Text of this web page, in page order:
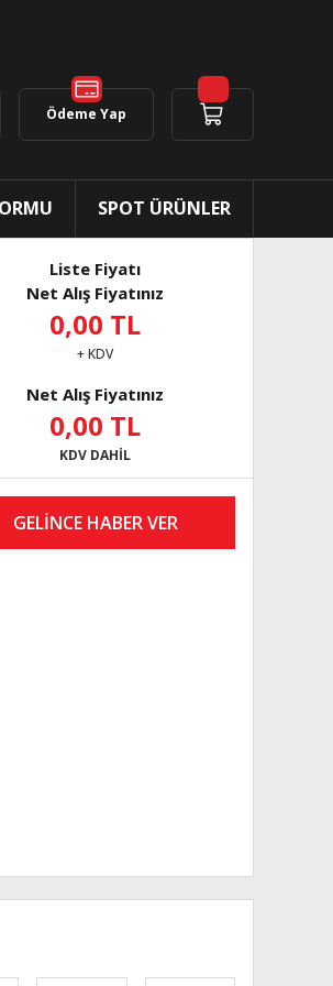
Ödeme Yap
SPOT ÜRÜNLER
Liste Fiyatı
Net Alış Fiyatınız
0,00 TL
+ KDV
Net Alış Fiyatınız
0,00 TL
KDV DAHİL
GELİNCE HABER VER